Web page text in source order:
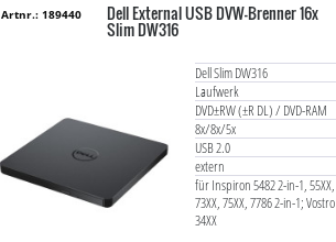
Dell External USB DVW-Brenner 16x
Slim DW316
Dell Slim DW316
Laufwerk
DVD±RW (±R DL) / DVD-RAM
8x/8x/5x
USB 2.0
extern
für Inspiron 5482 2-in-1, 55XX,
73XX, 75XX, 7786 2-in-1; Vostro
34XX
Artnr.: 189440